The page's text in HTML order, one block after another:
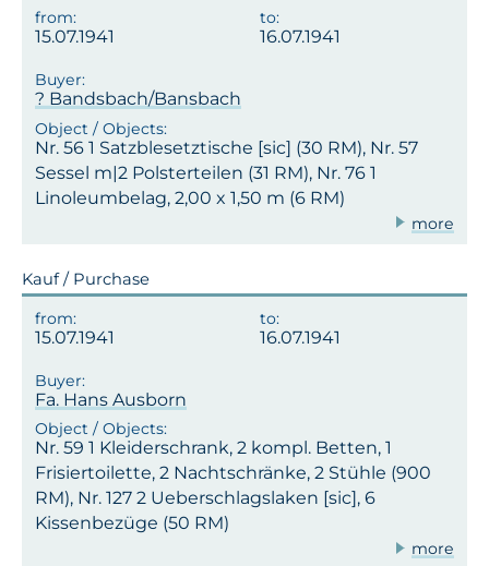
15.07.1941 16.07.1941
? Bandsbach/Bansbach
Nr. 56 1 Satzblesetztische [sic] (30 RM), Nr. 57
Sessel m|2 Polsterteilen (31 RM), Nr. 76 1
Linoleumbelag, 2,00 x 1,50 m (6 RM)
more
Kauf / Purchase
15.07.1941 16.07.1941
Fa. Hans Ausborn
Nr. 59 1 Kleiderschrank, 2 kompl. Betten, 1
Frisiertoilette, 2 Nachtschränke, 2 Stühle (900
RM), Nr. 127 2 Ueberschlagslaken [sic], 6
Kissenbezüge (50 RM)
more